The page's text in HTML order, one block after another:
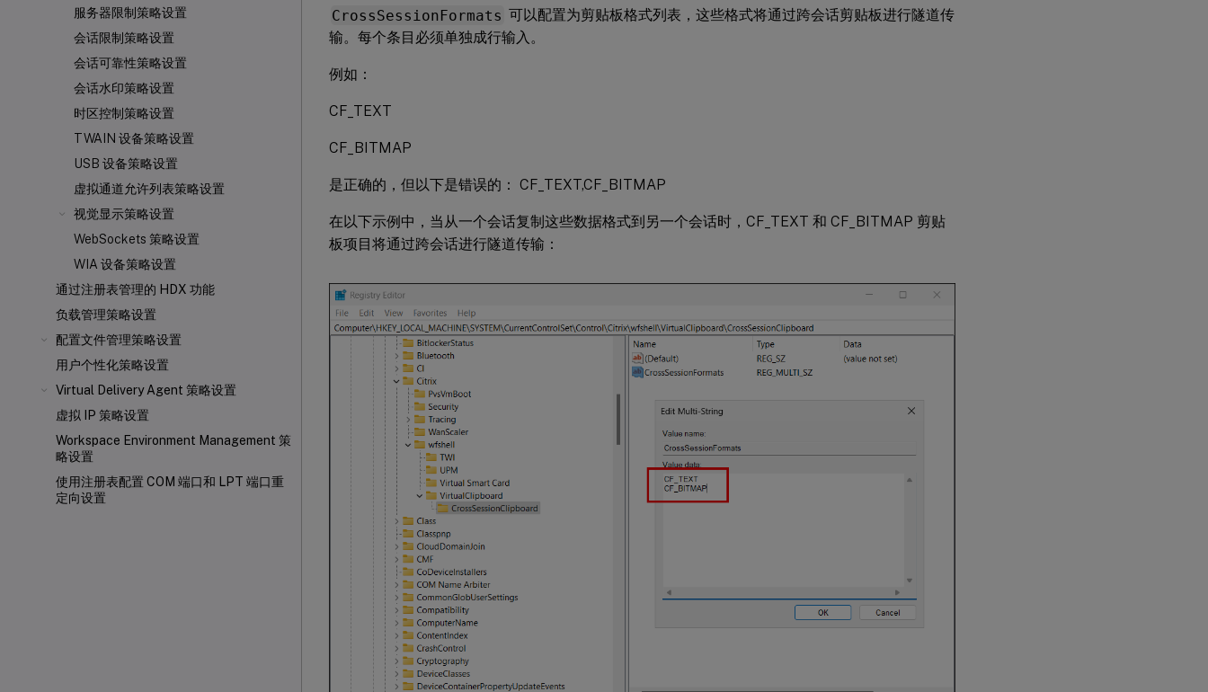
服务器限制策略设置
会话限制策略设置
会话可靠性策略设置
会话水印策略设置
时区控制策略设置
TWAIN 设备策略设置
USB 设备策略设置
虚拟通道允许列表策略设置
视觉显示策略设置
WebSockets 策略设置
WIA 设备策略设置
通过注册表管理的 HDX 功能
负载管理策略设置
配置文件管理策略设置
用户个性化策略设置
Virtual Delivery Agent 策略设置
虚拟 IP 策略设置
Workspace Environment Management 策
略设置
使用注册表配置 COM 端口和 LPT 端口重
定向设置
CrossSessionFormats 可以配置为剪贴板格式列表，这些格式将通过跨会话剪贴板进行隧道传
输。每个条目必须单独成行输入。
例如：
CF_TEXT
CF_BITMAP
是正确的，但以下是错误的： CF_TEXT,CF_BITMAP
在以下示例中，当从一个会话复制这些数据格式到另一个会话时，CF_TEXT 和 CF_BITMAP 剪贴
板项目将通过跨会话进行隧道传输：